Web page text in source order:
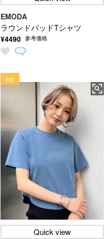
ラウンドパッドTシャツ
EMODA
¥4490 参考価格
Quick view
top